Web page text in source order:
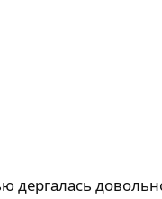
дергалась